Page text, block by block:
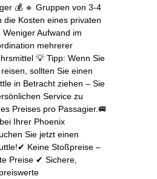
💰 🔹 Gruppen von 3‑4
die Kosten eines privaten
Aufwand im
mehrerer
💡 Tipp: Wenn Sie
sollten Sie einen
in Betracht ziehen – Sie
Service zu
Preises pro Passagier.🚐
Ihrer Phoenix
Sie jetzt einen
Keine Stoßpreise –
Preise ✔ Sichere,